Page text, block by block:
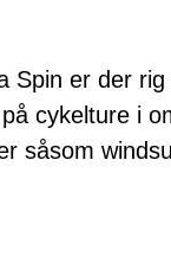
Spin er der
cykelture i
såsom